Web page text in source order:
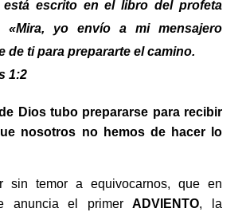
está escrito en el libro del profeta
«Mira, yo envío a mi mensajero
de ti para prepararte el camino.
1:2
Dios tubo prepararse para recibir
nosotros no hemos de hacer lo
sin temor a equivocarnos, que en
anuncia el primerADVIENTO, la